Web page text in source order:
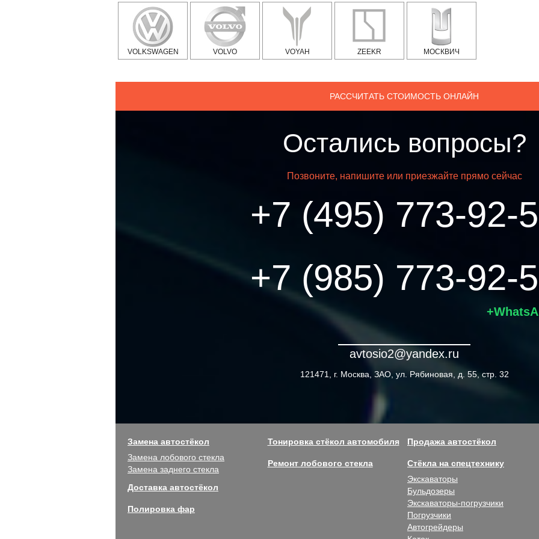
VOLKSWAGEN VOLVO VOYAH ZEEKR МОСКВИЧ
РАССЧИТАТЬ СТОИМОСТЬ ОНЛАЙН
Остались вопросы?
Позвоните, напишите или приезжайте прямо сейчас
+7 (495) 773-92-
+7 (985) 773-92-
avtosio2@yandex.ru
121471, г. Москва, ЗАО, ул. Рябиновая, д. 55, стр. 32
Замена автостёкол
Замена лобового стекла
Замена заднего стекла
Доставка автостёкол
Полировка фар
Тонировка стёкол автомобиля
Ремонт лобового стекла
Продажа автостёкол
Стёкла на спецтехнику
Экскаваторы
Бульдозеры
Экскаваторы-погрузчики
Погрузчики
Автогрейдеры